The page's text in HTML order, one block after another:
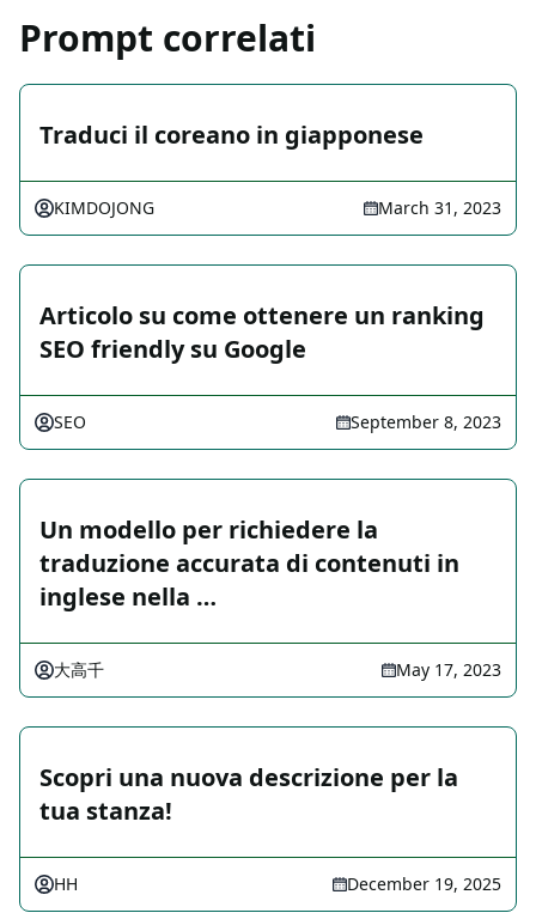
Prompt correlati
Traduci il coreano in giapponese
KIMDOJONG March 31, 2023
Articolo su come ottenere un ranking
SEO friendly su Google
SEO September 8, 2023
Un modello per richiedere la
traduzione accurata di contenuti in
inglese nella …
大高千 May 17, 2023
Scopri una nuova descrizione per la
tua stanza!
HH December 19, 2025